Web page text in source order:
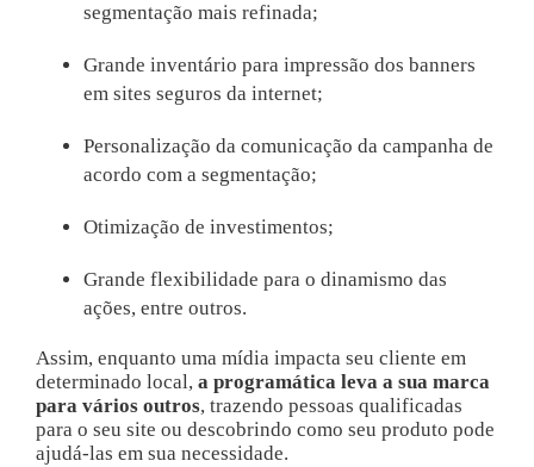
segmentação mais refinada;
Grande inventário para impressão dos banners
em sites seguros da internet;
Personalização da comunicação da campanha de
acordo com a segmentação;
Otimização de investimentos;
Grande flexibilidade para o dinamismo das
ações, entre outros.
Assim, enquanto uma mídia impacta seu cliente em
determinado local, a programática leva a sua marca
para vários outros, trazendo pessoas qualificadas
para o seu site ou descobrindo como seu produto pode
ajudá-las em sua necessidade.